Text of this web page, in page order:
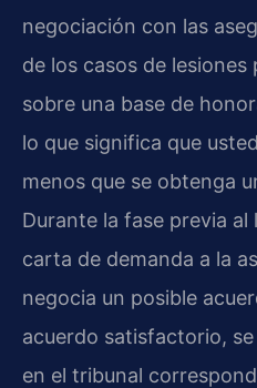
negociación con las
de los casos de lesiones
sobre una base de
lo que significa que
menos que se obtenga
Durante la fase previa al
carta de demanda a la
negocia un posible
acuerdo satisfactorio,
en el tribunal